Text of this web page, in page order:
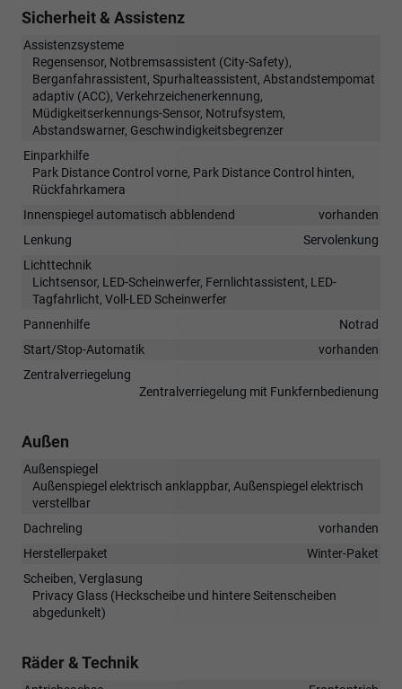
Sicherheit & Assistenz
Assistenzsysteme
Regensensor, Notbremsassistent (City-Safety),
Berganfahrassistent, Spurhalteassistent, Abstandstempomat
adaptiv (ACC), Verkehrzeichenerkennung,
Müdigkeitserkennungs-Sensor, Notrufsystem,
Abstandswarner, Geschwindigkeitsbegrenzer
Einparkhilfe
Park Distance Control vorne, Park Distance Control hinten,
Rückfahrkamera
Innenspiegel automatisch abblendend
vorhanden
Lenkung
Servolenkung
Lichttechnik
Lichtsensor, LED-Scheinwerfer, Fernlichtassistent, LED-
Tagfahrlicht, Voll-LED Scheinwerfer
Pannenhilfe
Notrad
Start/Stop-Automatik
vorhanden
Zentralverriegelung
Zentralverriegelung mit Funkfernbedienung
Außen
Außenspiegel
Außenspiegel elektrisch anklappbar, Außenspiegel elektrisch
verstellbar
Dachreling
vorhanden
Herstellerpaket
Winter-Paket
Scheiben, Verglasung
Privacy Glass (Heckscheibe und hintere Seitenscheiben
abgedunkelt)
Räder & Technik